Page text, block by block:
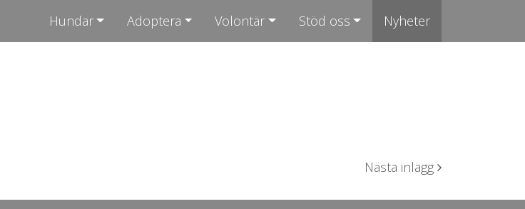
Hundar Adoptera Volontär Stöd oss Nyheter
Nästa inlägg